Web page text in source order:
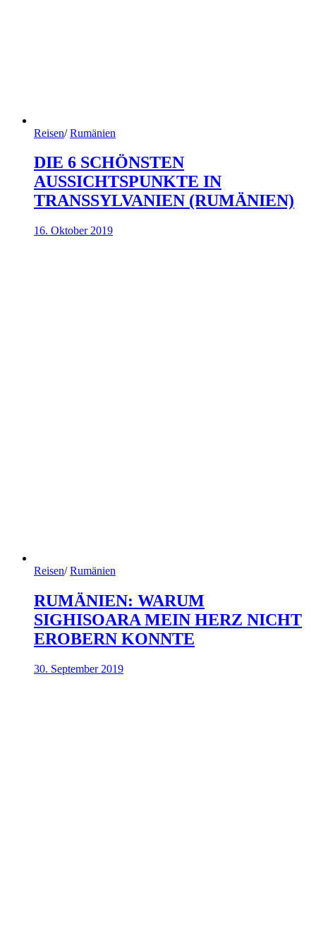
Reisen/ Rumänien
DIE 6 SCHÖNSTEN
AUSSICHTSPUNKTE IN
TRANSSYLVANIEN (RUMÄNIEN)
16. Oktober 2019
Reisen/ Rumänien
RUMÄNIEN: WARUM
SIGHISOARA MEIN HERZ NICHT
EROBERN KONNTE
30. September 2019